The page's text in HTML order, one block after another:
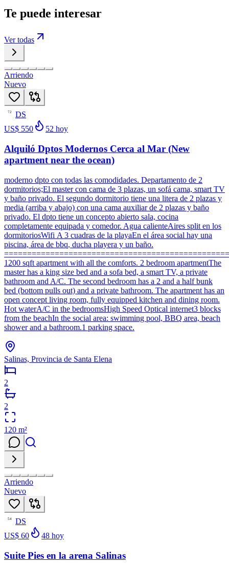
Te puede interesar
Ver todas
Arriendo
Nuevo
72
DS
US$ 550
52 hoy
Alquiló Dptos Modernos Cerca al Mar (New
apartment near the ocean)
moderno dpto con todas las comodidades. Departamento de 2
dormitorios;El master con cama de 3 plazas, un sofá cama, smart TV
y baño privado. El segundo dormitorio tiene una litera de 2 plazas y
media (arriba y abajo) con una cama auxiliar de 2 plazas y baño
privado. El dpto tiene un concepto abierto sala, cocina
completamente equipada y comedor. Agua calienteAires split en los
dormitoriosWifi A 3 cuadras de la playaEn el área social hay una
piscina, área de bbq, ducha playera y un baño.
1200 sqft apartment with all the comforts. 2 bedroom apartmentThe
master has a king size bed and a sofa bed, a smart TV, a private
bathroom and A/C. The second bedroom has a 2 and a half bunk
bed (bottom pulls out) and a private bathroom. The apartment has an
open concept living room, fully equipped kitchen and dining room.
Hot waterA/C in the bedroomsHigh Speed Optical internet3 blocks
from the beachIn the social area: swimming pool, BBQ area, beach
shower and a bathroom.1 parking space.
Salinas, Provincia de Santa Elena
2
2
120 m²
Arriendo
Nuevo
54
DS
US$ 60
48 hoy
Suite Pies en la arena Salinas